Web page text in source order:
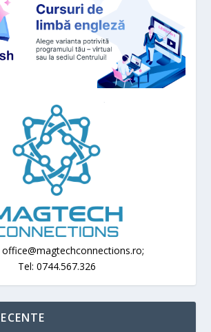
office@magtechconnections.ro;
Tel: 0744.567.326